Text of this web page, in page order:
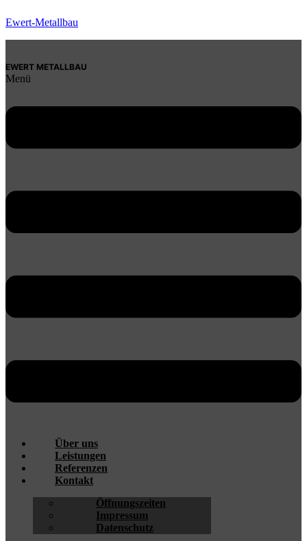
Ewert-Metallbau
EWERT METALLBAU
Menü
Über uns
Leistungen
Referenzen
Kontakt
Öffnungszeiten
Impressum
Datenschutz